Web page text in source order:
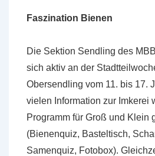
Faszination Bienen
Die Sektion Sendling des
sich aktiv an der
Obersendling vom 11. bis 17.
vielen Information zur Imkerei
Programm für Groß und Klein
(Bienenquiz, Basteltisch,
Samenquiz, Fotobox).